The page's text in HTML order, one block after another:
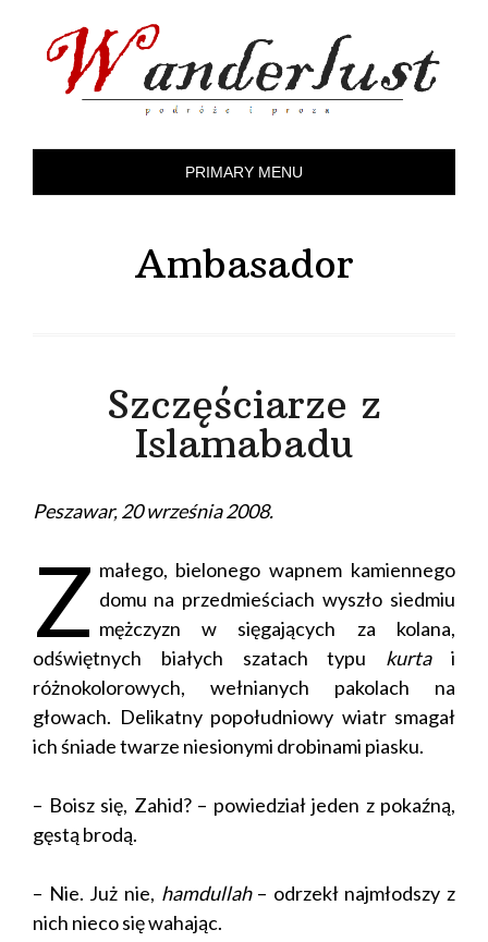
PRIMARY MENU
Ambasador
Szczęściarze z
Islamabadu
Peszawar, 20 września 2008.
Z małego, bielonego wapnem kamiennego
domu na przedmieściach wyszło siedmiu
mężczyzn w sięgających za kolana,
odświętnych białych szatach typu kurtai
różnokolorowych, wełnianych pakolach na
głowach. Delikatny popołudniowy wiatr smagał
ich śniade twarze niesionymi drobinami piasku.
– Boisz się, Zahid? – powiedział jeden z pokaźną,
gęstą brodą.
– Nie. Już nie, hamdullah– odrzekł najmłodszy z
nich nieco się wahając.